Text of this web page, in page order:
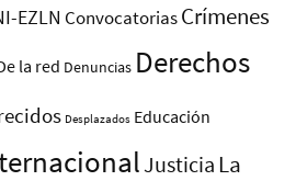
EZLN ConvocatoriasCrímenes
la red Denuncias Derechos
Desplazados Educación
Justicia La